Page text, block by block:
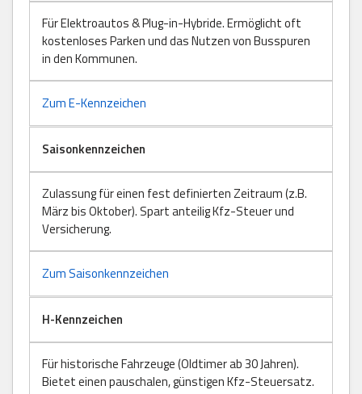
Für Elektroautos & Plug-in-Hybride. Ermöglicht oft
kostenloses Parken und das Nutzen von Busspuren
in den Kommunen.
Zum E-Kennzeichen
Saisonkennzeichen
Zulassung für einen fest definierten Zeitraum (z.B.
März bis Oktober). Spart anteilig Kfz-Steuer und
Versicherung.
Zum Saisonkennzeichen
H-Kennzeichen
Für historische Fahrzeuge (Oldtimer ab 30 Jahren).
Bietet einen pauschalen, günstigen Kfz-Steuersatz.